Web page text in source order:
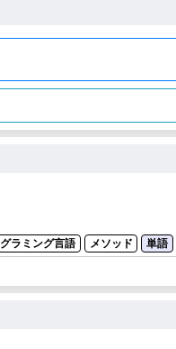
ラミング言語 メソッド 単語